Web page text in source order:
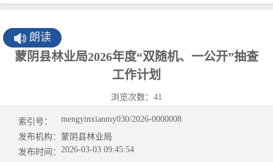
朗读
蒙阴县林业局2026年度“双随机、一公开”抽查
工作计划
浏览次数： 41
索引号：
mengyinxianmy030/2026-0000008
发布机构： 蒙阴县林业局
发布时间： 2026-03-03 09:45:54